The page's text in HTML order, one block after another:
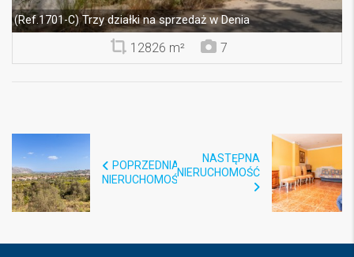
(Ref.1701-C)Trzy działki na sprzedaż w Denia
12826 m² 7
POPRZEDNIA
NIERUCHOMOŚĆ
NASTĘPNA
NIERUCHOMOŚĆ